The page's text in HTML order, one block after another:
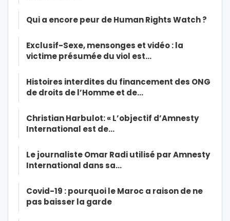
Qui a encore peur de Human Rights Watch ?
Exclusif-Sexe, mensonges et vidéo : la
victime présumée du viol est…
Histoires interdites du financement des ONG
de droits de l’Homme et de…
Christian Harbulot: « L’objectif d’Amnesty
International est de…
Le journaliste Omar Radi utilisé par Amnesty
International dans sa…
Covid-19 : pourquoi le Maroc a raison de ne
pas baisser la garde